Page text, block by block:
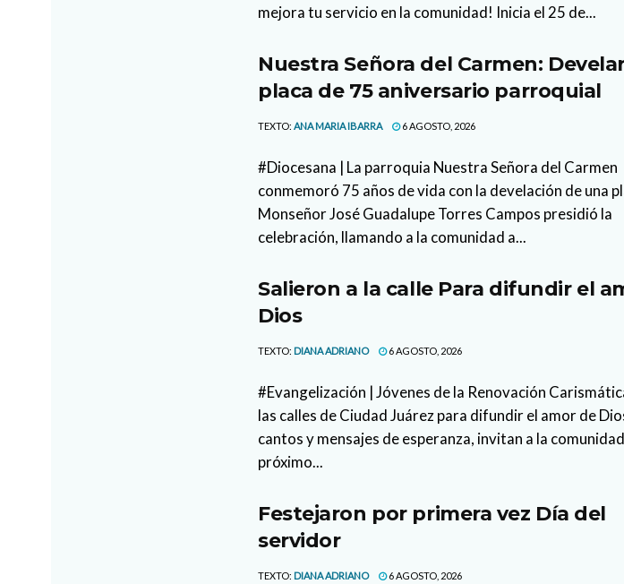
mejora tu servicio en la comunidad! Inicia el 25 de...
Nuestra Señora del Carmen:
placa de 75 aniversario parroquial
TEXTO: ANA MARIA IBARRA 6 AGOSTO, 2026
#Diocesana | La parroquia Nuestra Señora del Carmen
conmemoró 75 años de vida con la develación de una
Monseñor José Guadalupe Torres Campos presidió la
celebración, llamando a la comunidad a...
Salieron a la calle Para difundir el
Dios
TEXTO: DIANA ADRIANO 6 AGOSTO, 2026
#Evangelización | Jóvenes de la Renovación
las calles de Ciudad Juárez para difundir el amor de
cantos y mensajes de esperanza, invitan a la
próximo...
Festejaron por primera vez Día del
servidor
TEXTO: DIANA ADRIANO 6 AGOSTO, 2026